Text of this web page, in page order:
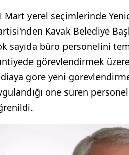
Mart yerel seçimlerinde
Kavak Belediye
sayıda büro personelini
görevlendirmek üzere
göre yeni
öne süren